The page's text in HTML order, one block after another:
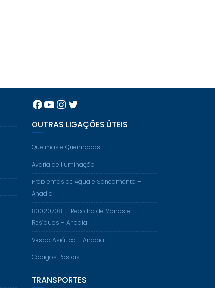
Facebook
YouTube
Instagram
Twitter
OUTRAS LIGAÇÕES ÚTEIS
Queimas e Queimadas
Avaria de Iluminação
Problemas de Água e Saneamento –
Anadia
800207081 – Recolha de Monos e
Resíduos – Anadia
Vespa Asiática – Anadia
Códigos Postais
TRANSPORTES